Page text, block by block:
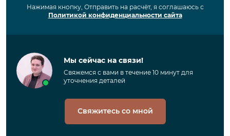
Нажимая кнопку, Отправить на расчёт, я соглашаюсь с
Политикой конфиденциальности сайта
Мы сейчас на связи!
Свяжемся с вами в течение 10 минут для
уточнения деталей
Свяжитесь со мной